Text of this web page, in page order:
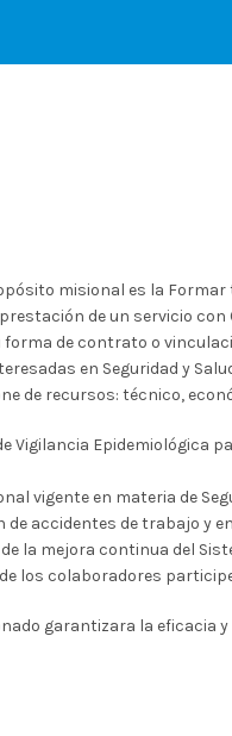
misional es la
de un servicio
forma de contrato o
en Seguridad y
de recursos: técnico,
Vigilancia Epidemiológica
vigente en materia de
de accidentes de trabajo y
la mejora continua del
los colaboradores
garantizara la eficacia